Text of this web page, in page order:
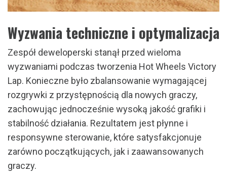
Wyzwania techniczne i optymalizacja
Zespół deweloperski stanął przed wieloma
wyzwaniami podczas tworzenia Hot Wheels Victory
Lap. Konieczne było zbalansowanie wymagającej
rozgrywki z przystępnością dla nowych graczy,
zachowując jednocześnie wysoką jakość grafiki i
stabilność działania. Rezultatem jest płynne i
responsywne sterowanie, które satysfakcjonuje
zarówno początkujących, jak i zaawansowanych
graczy.